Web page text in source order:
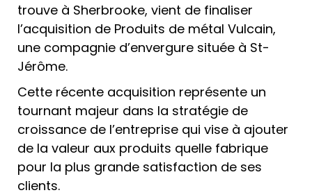
trouve à Sherbrooke, vient de finaliser
l’acquisition de Produits de métal Vulcain,
une compagnie d’envergure située à St-
Jérôme.
Cette récente acquisition représente un
tournant majeur dans la stratégie de
croissance de l’entreprise qui vise à ajouter
de la valeur aux produits quelle fabrique
pour la plus grande satisfaction de ses
clients.